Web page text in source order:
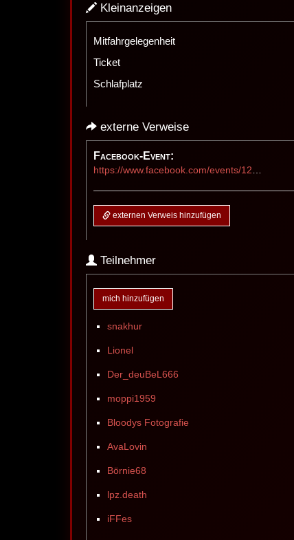
Kleinanzeigen
Mitfahrgelegenheit
Ticket
Schlafplatz
externe Verweise
Facebook-Event:
https://www.facebook.com/events/1284825346594895/?acontext=%7B%22event_action_history%22%3A[%7B%22mechanism%22%3A%22attachment%22%2C%22surface%22%3A%22newsfeed%22%7D]%2C%22ref_notif_type%22%3Anull%7D
externen Verweis hinzufügen
Teilnehmer
mich hinzufügen
snakhur
Lionel
Der_deuBeL666
moppi1959
Bloodys Fotografie
AvaLovin
Börnie68
lpz.death
iFFes